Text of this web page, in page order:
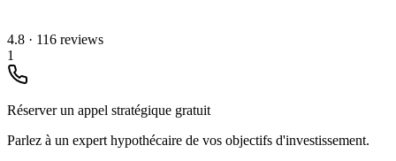
4.8 · 116 reviews
1
Réserver un appel stratégique gratuit
Parlez à un expert hypothécaire de vos objectifs d'investissement.